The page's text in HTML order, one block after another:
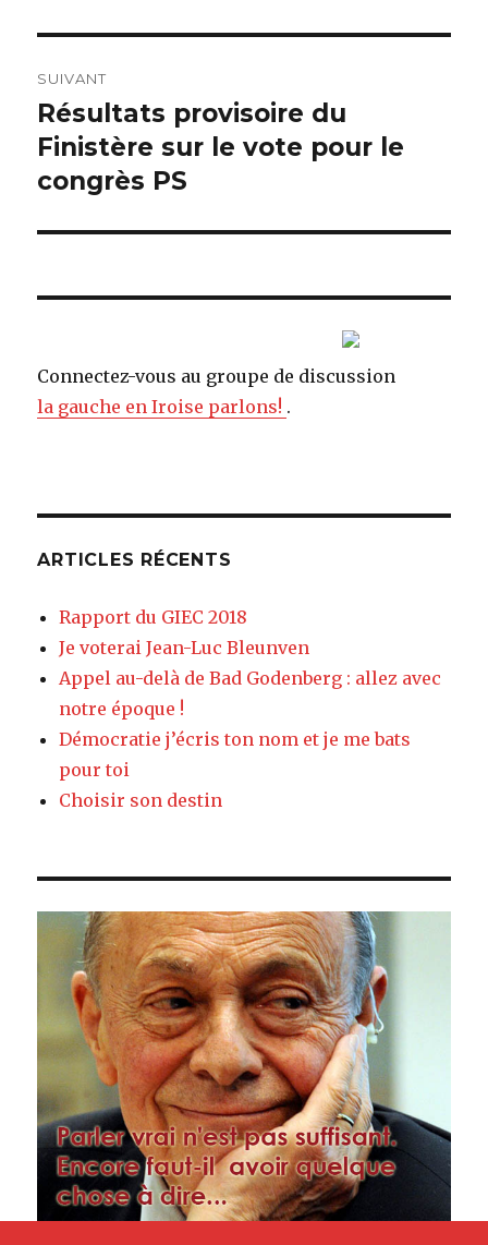
SUIVANT
Article
suivant :
Résultats provisoire du
Finistère sur le vote pour le
congrès PS
Connectez-vous au groupe de discussion
la gauche en Iroise parlons! .
ARTICLES RÉCENTS
Rapport du GIEC 2018
Je voterai Jean-Luc Bleunven
Appel au-delà de Bad Godenberg : allez avec
notre époque !
Démocratie j’écris ton nom et je me bats
pour toi
Choisir son destin